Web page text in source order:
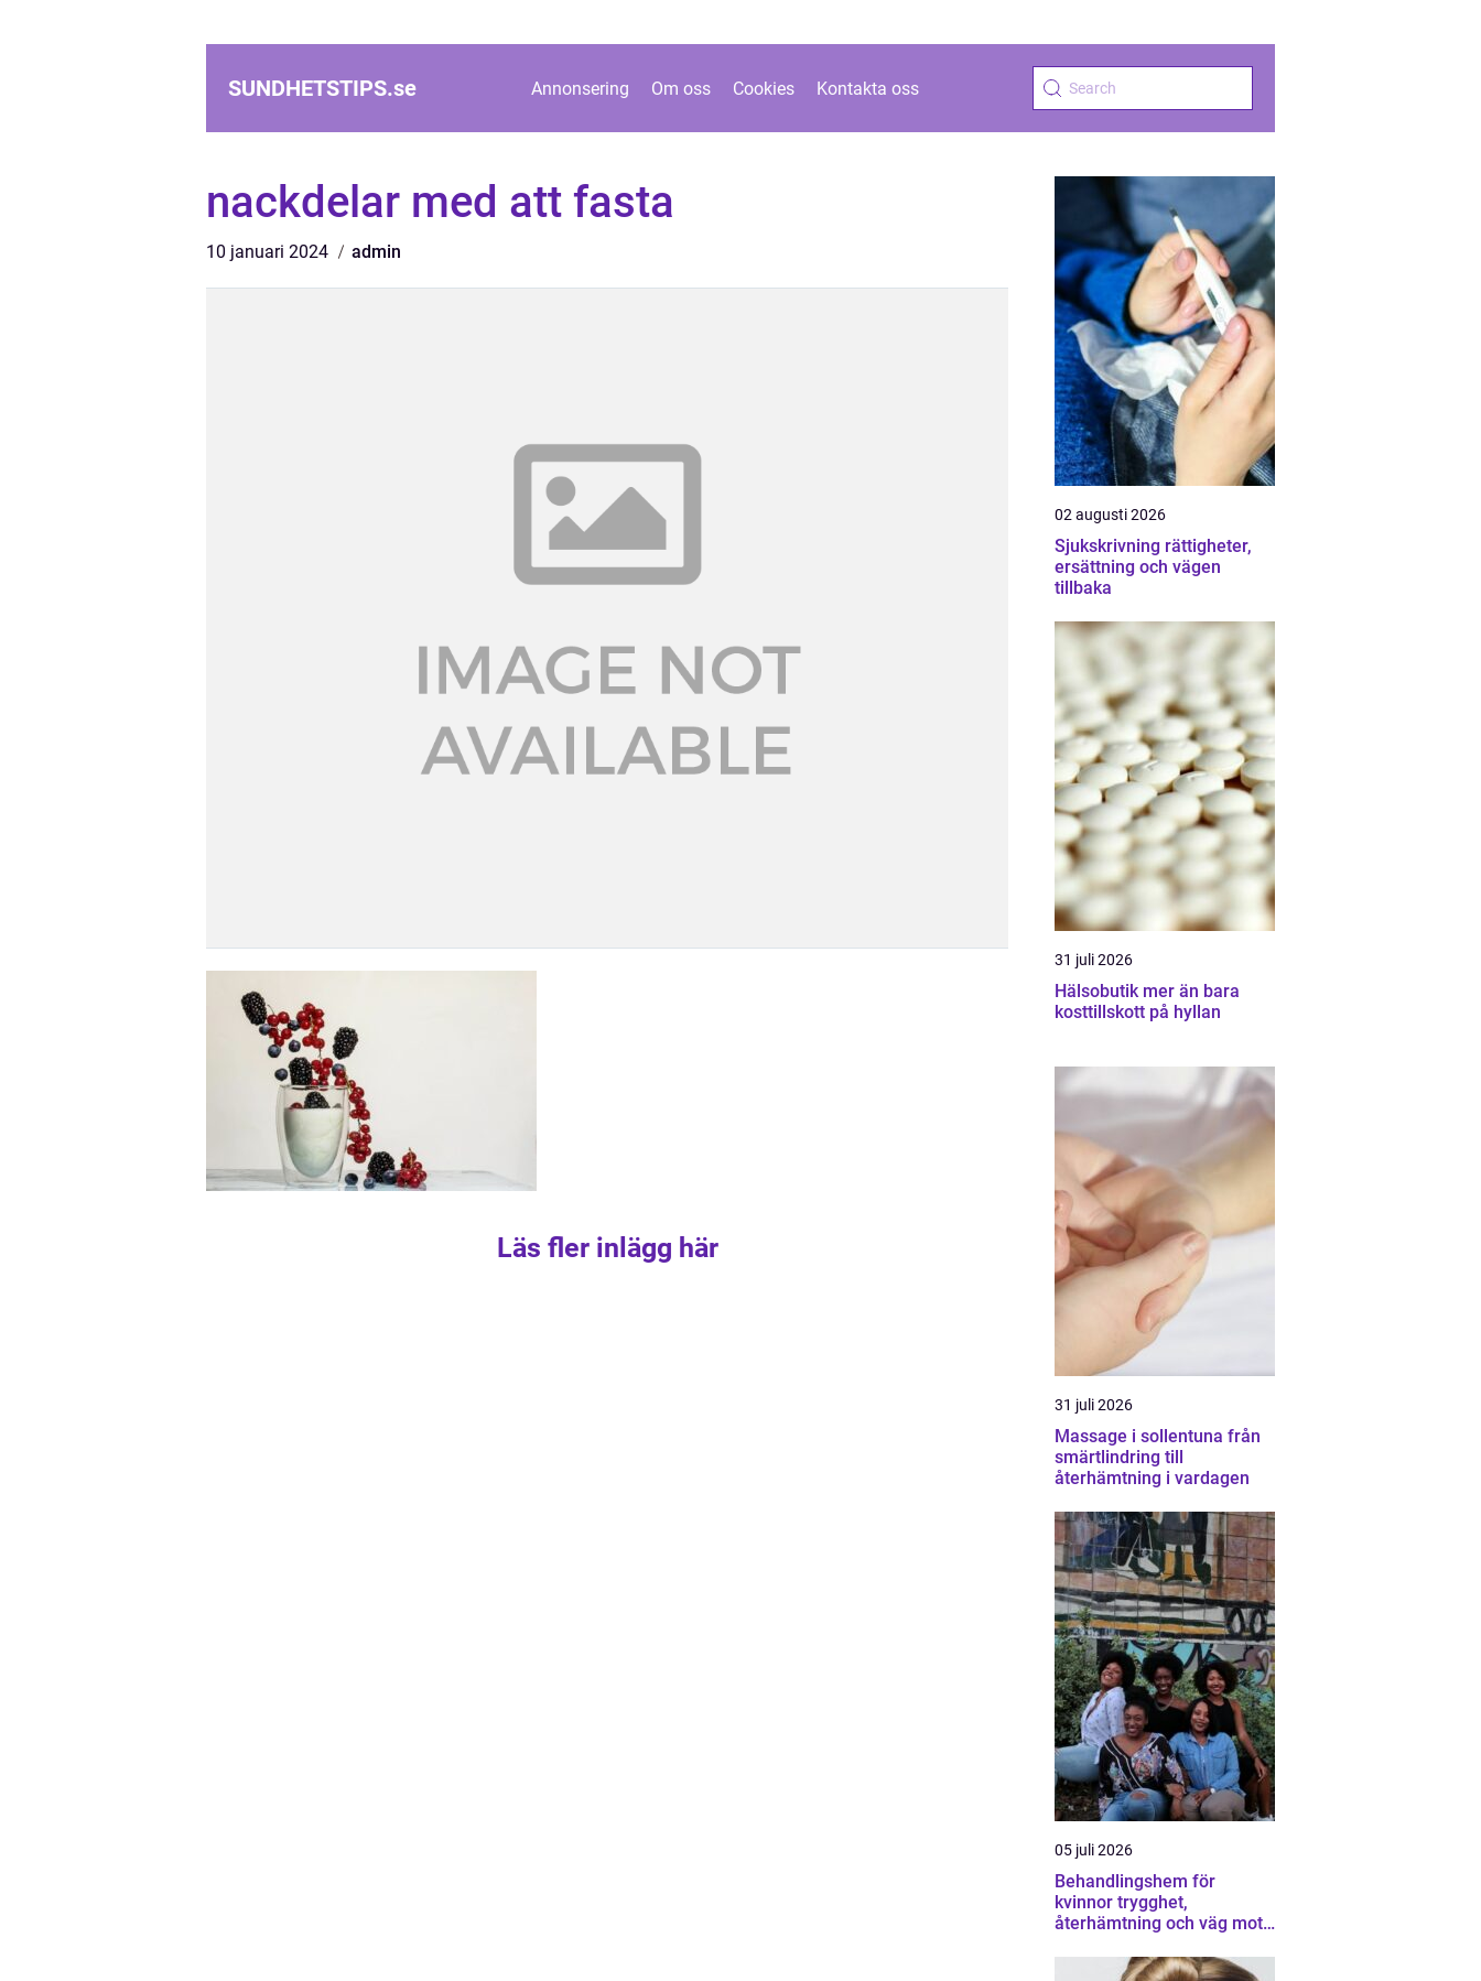
SUNDHETSTIPS.se Annonsering Om oss Cookies Kontakta oss
nackdelar med att fasta
10 januari 2024 admin
Läs fler inlägg här
02 augusti 2026
Sjukskrivning rättigheter,
ersättning och vägen
tillbaka
31 juli 2026
Hälsobutik mer än bara
kosttillskott på hyllan
31 juli 2026
Massage i sollentuna från
smärtlindring till
återhämtning i vardagen
05 juli 2026
Behandlingshem för
kvinnor trygghet,
återhämtning och väg mot